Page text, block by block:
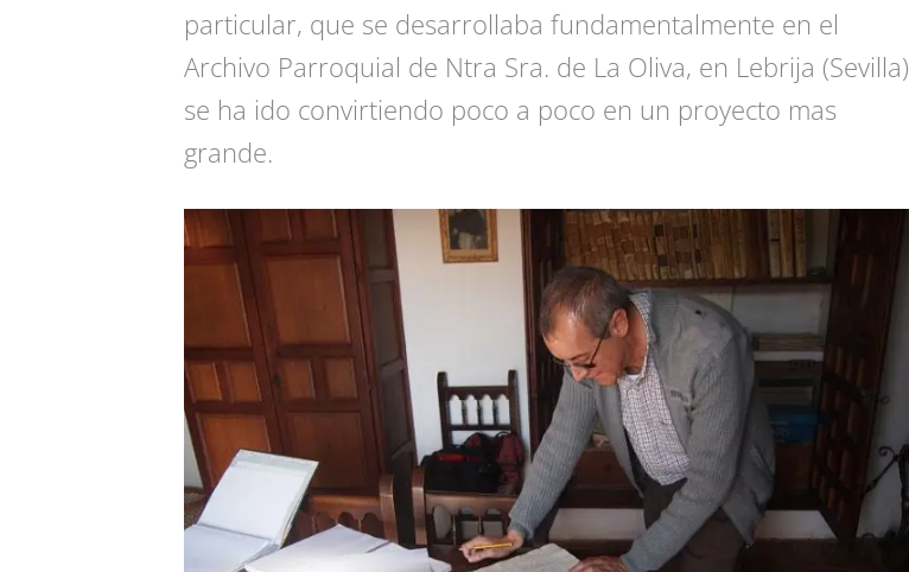
particular, que se desarrollaba fundamentalmente en el
Archivo Parroquial de Ntra Sra. de La Oliva, en Lebrija (Sevilla)
se ha ido convirtiendo poco a poco en un proyecto mas
grande.